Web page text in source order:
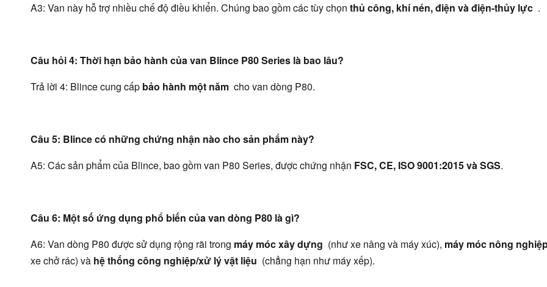
A3: Van này hỗ trợ nhiều chế độ điều khiển. Chúng bao gồm các tùy chọn thủ công, khí nén, điện và điện-thủy lực .
Câu hỏi 4: Thời hạn bảo hành của van Blince P80 Series là bao lâu?
Trả lời 4: Blince cung cấp bảo hành một năm cho van dòng P80.
Câu 5: Blince có những chứng nhận nào cho sản phẩm này?
A5: Các sản phẩm của Blince, bao gồm van P80 Series, được chứng nhận FSC, CE, ISO 9001:2015 và SGS.
Câu 6: Một số ứng dụng phổ biến của van dòng P80 là gì?
A6: Van dòng P80 được sử dụng rộng rãi trong máy móc xây dựng (như xe nâng và máy xúc), máy móc nông
xe chở rác) và hệ thống công nghiệp/xử lý vật liệu (chẳng hạn như máy xếp).